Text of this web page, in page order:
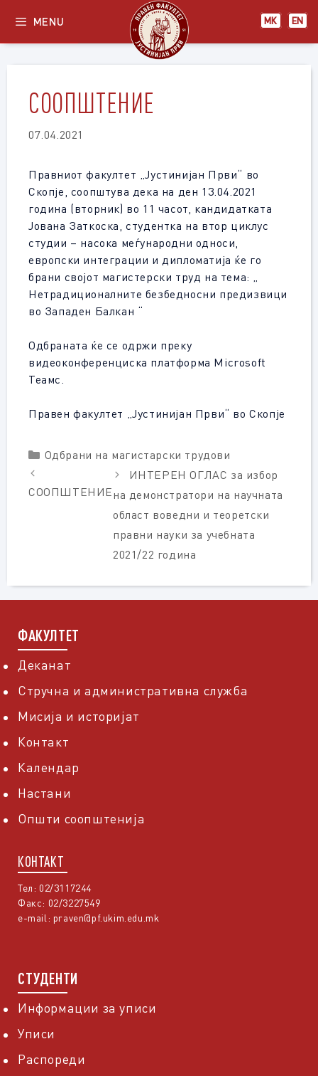
content
МК EN
MENU
СООПШТЕНИЕ
07.04.2021
Правниот факултет „Јустинијан Први“ во
Скопје, соопштува дека на ден 13.04.2021
година (вторник) во 11 часот, кандидатката
Јована Заткоска, студентка на втор циклус
студии – насока меѓународни односи,
европски интеграции и дипломатија ќе го
брани својот магистерски труд на тема: „
Нетрадиционалните безбедносни предизвици
во Западен Балкан “
Одбраната ќе се одржи преку
видеоконференциска платформа Microsoft
Теамс.
Правен факултет „Јустинијан Први“ во Скопје
Categories
Одбрани на магистарски трудови
СООПШТЕНИЕ
ИНТЕРЕН ОГЛАС за избор
на демонстратори на научната
област воведни и теоретски
правни науки за учебната
2021/22 година
ФАКУЛТЕТ
Деканат
Стручна и административна служба
Мисија и историјат
Контакт
Календар
Настани
Општи соопштенија
КОНТАКТ
Тел: 02/3117244
Факс: 02/3227549
e-mail: praven@pf.ukim.edu.mk
СТУДЕНТИ
Информации за уписи
Уписи
Распореди